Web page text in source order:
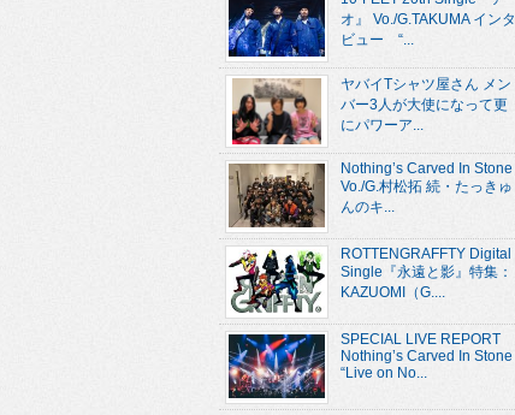
オ』 Vo./G.TAKUMA インタ
ビュー “...
ヤバイTシャツ屋さん メン
バー3人が大使になって更
にパワーア...
Nothing’s Carved In Stone
Vo./G.村松拓 続・たっきゅ
んのキ...
ROTTENGRAFFTY Digital
Single『永遠と影』特集：
KAZUOMI（G....
SPECIAL LIVE REPORT
Nothing’s Carved In Stone
“Live on No...